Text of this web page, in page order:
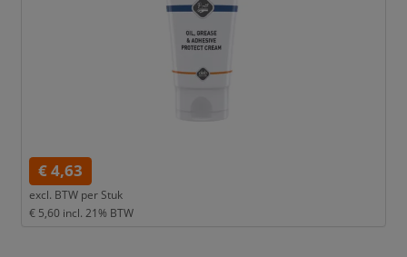
€ 4,63
excl. BTW per Stuk
€ 5,60 incl. 21% BTW